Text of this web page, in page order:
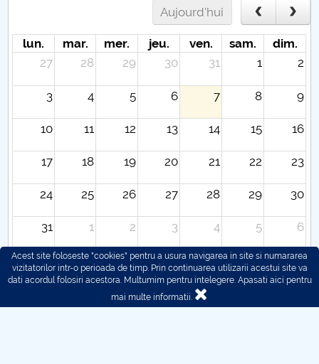
Aujourd'hui
lun. mar. mer. jeu. ven. sam.
dim.
27
28 29 30 31 1 2
3 4 5 6 7 8 9
10 11 12 13 14 15 16
17 18 19 20 21 22 23
24 25 26 27 28 29 30
31 1 2 3 4 5 6
Acest site foloseste "cookies" pentru a usura navigarea in site si numararea
vizitatorilor intr-o perioada de timp. Prin continuarea utilizarii acestui site va
dati acordul folosiri acestora. Multumim pentru intelegere. Apasati aici pentru
mai multe informatii.